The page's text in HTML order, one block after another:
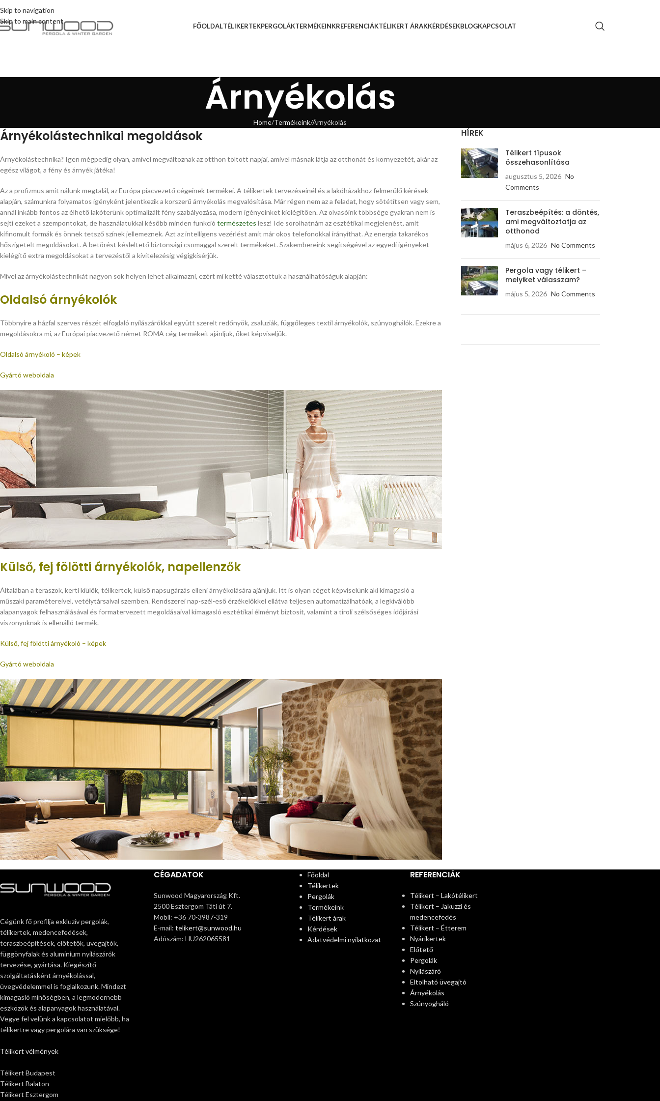
Skip to navigation
Skip to main content
FŐOLDALTÉLIKERTEKPERGOLÁKTERMÉKEINKREFERENCIÁKTÉLIKERT ÁRAKKÉRDÉSEKBLOGKAPCSOLAT
Árnyékolás
Home Termékeink Árnyékolás
Árnyékolástechnikai megoldások
Árnyékolástechnika? Igen mégpedig olyan, amivel megváltoznak az otthon töltött napjai, amivel másnak látja az otthonát és környezetét, akár az
egész világot, a fény és árnyék játéka!
Az a profizmus amit nálunk megtalál, az Európa piacvezető cégeinek termékei. A télikertek tervezéseinél és a lakóházakhoz felmerülő kérések
alapján, számunkra folyamatos igényként jelentkezik a korszerű árnyékolás megvalósítása. Már régen nem az a feladat, hogy sötétítsen vagy sem,
annál inkább fontos az élhető lakóterünk optimalizált fény szabályozása, modern igényeinket kielégítően. Az olvasóink többsége gyakran nem is
sejti ezeket a szempontokat, de használatukkal később minden funkció természetes lesz! Ide sorolhatnám az esztétikai megjelenést, amit
kifinomult formák és önnek tetsző színek jellemeznek. Azt az intelligens vezérlést amit már okos telefonokkal irányíthat. Az energia takarékos
hőszigetelt megoldásokat. A betörést késleltető biztonsági csomaggal szerelt termékeket. Szakembereink segítségével az egyedi igényeket
kielégítő extra megoldásokat a tervezéstől a kivitelezésig végigkísérjük.
Mivel az árnyékolástechnikát nagyon sok helyen lehet alkalmazni, ezért mi ketté választottuk a használhatóságuk alapján:
Oldalsó árnyékolók
Többnyire a házfal szerves részét elfoglaló nyílászárókkal együtt szerelt redőnyök, zsaluziák, függőleges textil árnyékolók, szúnyoghálók. Ezekre a
megoldásokra mi, az Európai piacvezető német ROMA cég termékeit ajánljuk, őket képviseljük.
Oldalsó árnyékoló – képek
Gyártó weboldala
Külső, fej fölötti árnyékolók, napellenzők
Általában a teraszok, kerti kiülők, télikertek, külső napsugárzás elleni árnyékolására ajánljuk. Itt is olyan céget képviselünk aki kimagasló a
műszaki paramétereivel, vetélytársaival szemben. Rendszerei nap-szél-eső érzékelőkkel ellátva teljesen automatizálhatóak, a legkiválóbb
alapanyagok felhasználásával és formatervezett megoldásaival kimagasló esztétikai élményt biztosít, valamint a tiroli szélsőséges időjárási
viszonyoknak is ellenálló termék.
Külső, fej fölötti árnyékoló – képek
Gyártó weboldala
HÍREK
Télikert típusok
összehasonlítása
augusztus 5, 2026 No
Comments
Teraszbeépítés: a döntés,
ami megváltoztatja az
otthonod
május 6, 2026 No Comments
Pergola vagy télikert –
melyiket válasszam?
május 5, 2026 No Comments
Cégünk fő profilja exkluzív pergolák,
télikertek, medencefedések,
teraszbeépítések, előtetők, üvegajtók,
függönyfalak és alumínium nyílászárók
tervezése, gyártása. Kiegészítő
szolgáltatásként árnyékolással,
üvegvédelemmel is foglalkozunk. Mindezt
kimagasló minőségben, a legmodernebb
eszközök és alapanyagok használatával.
Vegye fel velünk a kapcsolatot mielőbb, ha
télikertre vagy pergolára van szüksége!
Télikert vélmények
Télikert Budapest
Télikert Balaton
Télikert Esztergom
CÉGADATOK
Sunwood Magyarország Kft.
2500 Esztergom Táti út 7.
Mobil: +36 70-3987-319
E-mail: telikert@sunwood.hu
Adószám: HU262065581
Főoldal
Télikertek
Pergolák
Termékeink
Télikert árak
Kérdések
Adatvédelmi nyilatkozat
REFERENCIÁK
Télikert – Lakótélikert
Télikert – Jakuzzi és
medencefedés
Télikert – Étterem
Nyárikertek
Előtető
Pergolák
Nyílászáró
Eltolható üvegajtó
Árnyékolás
Szúnyogháló